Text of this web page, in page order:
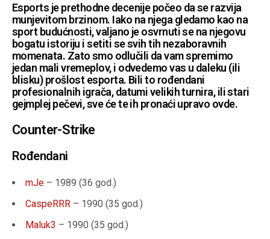
Esports je prethodne decenije počeo da se razvija
munjevitom brzinom. Iako na njega gledamo kao na
sport budućnosti, valjano je osvrnuti se na njegovu
bogatu istoriju i setiti se svih tih nezaboravnih
momenata. Zato smo odlučili da vam spremimo
jedan mali vremeplov, i odvedemo vas u daleku (ili
blisku) prošlost esporta. Bili to rođendani
profesionalnih igrača, datumi velikih turnira, ili stari
gejmplej pečevi, sve će te ih pronaći upravo ovde.
Counter-Strike
Rođendani
mJe – 1989 (36 god.)
CaspeRRR – 1990 (35 god.)
Maluk3 – 1990 (35 god.)